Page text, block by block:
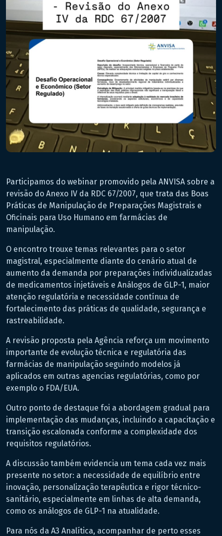
Participamos do webinar promovido pela ANVISA sobre a
revisão do Anexo IV da RDC 67/2007, que trata das Boas
Práticas de Manipulação de Preparações Magistrais e
Oficinais para Uso Humano em farmácias de
manipulação.
O encontro trouxe temas relevantes para o setor
magistral, especialmente diante do cenário atual de
aumento da demanda por preparações individualizadas
de medicamentos injetáveis e Análogos de GLP-1, maior
atenção regulatória e necessidade contínua de
fortalecimento das práticas de qualidade, segurança e
rastreabilidade.
A revisão proposta pela Agência reforça um movimento
importante de evolução técnica e regulatória das
farmácias de manipulação seguindo modelos já
aplicados em outras agencias regulatórias, como por
exemplo o FDA/EUA.
Outro ponto de destaque foi a abordagem gradual para
implementação das mudanças, incluindo a capacitação e
transição escalonada conforme a complexidade dos
requisitos regulatórios.
A discussão também evidencia um tema cada vez mais
presente no setor: a necessidade de equilíbrio entre
inovação, personalização terapêutica e rigor técnico-
sanitário, especialmente em linhas de alta demanda,
como os análogos de GLP-1 na atualidade.
Para nós da A3 Analítica, acompanhar de perto esses